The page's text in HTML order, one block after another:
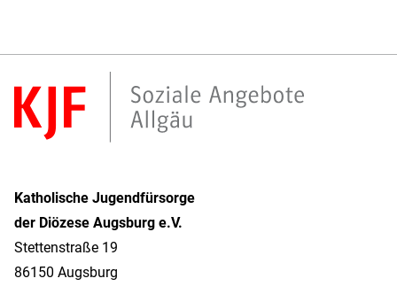
Katholische Jugendfürsorge
der Diözese Augsburg e.V.
Stettenstraße 19
86150 Augsburg